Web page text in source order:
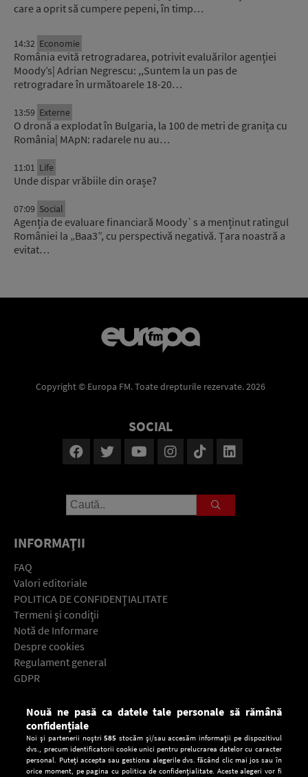
care a oprit să cumpere pepeni, în timp…
14:32 Economie
România evită retrogradarea, potrivit evaluărilor agenției
Moody’s| Adrian Negrescu: ,,Suntem la un pas de
retrogradare în următoarele 18-20…
13:59 Externe
O dronă a explodat în Bulgaria, la 100 de metri de granița cu
România| MApN: radarele nu au…
11:01 Life
Unde dispar vrăbiile din orașe?
07:09 Social
Agenția de evaluare financiară Moody`s a menținut ratingul
României la „Baa3”, cu perspectivă negativă. Țara noastră a
evitat…
Copyright © Europa FM. Toate drepturile rezervate. 2026
SOCIAL
INFORMAŢII
FAQ
Valori editoriale
POLITICA DE CONFIDENŢIALITATE
Termeni şi condiţii
Notă de Informare
Despre cookies
Regulament general
GDPR
Descarcă gratuit aplicaţia Europa FM pentru smartphone:
Nouă ne pasă ca datele tale personale să rămână
confidențiale
Noi și partenerii noștri585 stocăm și/sau accesăm informații pe dispozitivul
dvs., precum identificatorii cookie unici pentru prelucrarea datelor cu caracter
personal. Puteți accepta sau gestiona alegerile dvs. făcând clic mai jos sau în
orice moment, pe pagina cu politica de confidențialitate. Aceste alegeri vor fi